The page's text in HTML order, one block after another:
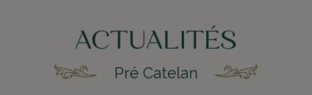
ACTUALITÉS
Pré Catelan